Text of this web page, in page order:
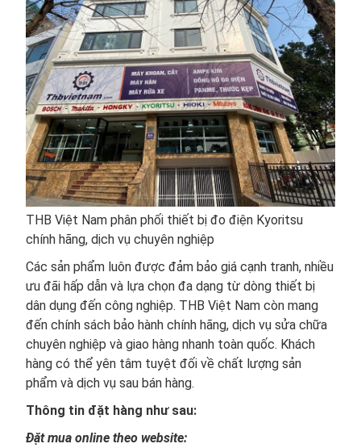
THB Việt Nam phân phối thiết bị đo điện Kyoritsu
chính hãng, dịch vụ chuyên nghiệp
Các sản phẩm luôn được đảm bảo giá cạnh tranh, nhiều
ưu đãi hấp dẫn và lựa chọn đa dạng từ dòng thiết bị
dân dụng đến công nghiệp. THB Việt Nam còn mang
đến chính sách bảo hành chính hãng, dịch vụ sửa chữa
chuyên nghiệp và giao hàng nhanh toàn quốc. Khách
hàng có thể yên tâm tuyệt đối về chất lượng sản
phẩm và dịch vụ sau bán hàng.
Thông tin đặt hàng như sau:
Đặt mua online theo website: